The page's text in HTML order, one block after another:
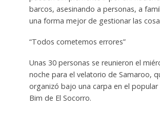
barcos, asesinando a personas, a
una forma mejor de gestionar las
“Todos cometemos errores”
Unas 30 personas se reunieron el
noche para el velatorio de Samaroo,
organizó bajo una carpa en el
Bim de El Socorro.